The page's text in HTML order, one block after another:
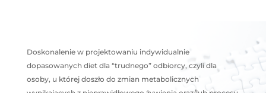
Doskonalenie w projektowaniu indywidualnie
dopasowanych diet dla “trudnego” odbiorcy, czyli dla
osoby, u której doszło do zmian metabolicznych